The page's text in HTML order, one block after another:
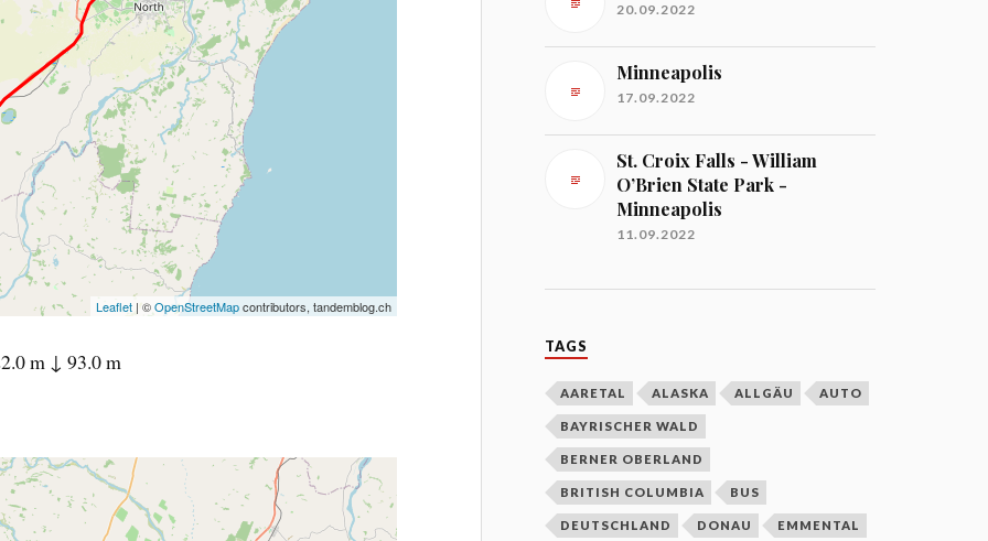
Leaflet | ©OpenStreetMapcontributors, tandemblog.ch
m ↓ 93.0 m
20.09.2022
Minneapolis
17.09.2022
St. Croix Falls - William
O’Brien State Park -
Minneapolis
11.09.2022
TAGS
AARETAL ALASKA ALLGÄU AUTO
BAYRISCHER WALD
BERNER OBERLAND
BRITISH COLUMBIA BUS
DEUTSCHLAND DONAU EMMENTAL